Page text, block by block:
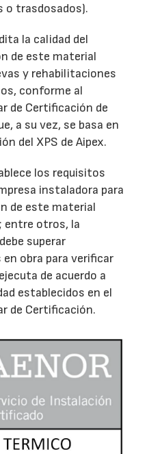
o trasdosados).
la calidad del
de este material
y rehabilitaciones
conforme al
de Certificación de
a su vez, se basa en
del XPS de Aipex.
los requisitos
instaladora para
de este material
entre otros, la
superar
obra para verificar
de acuerdo a
establecidos en el
de Certificación.